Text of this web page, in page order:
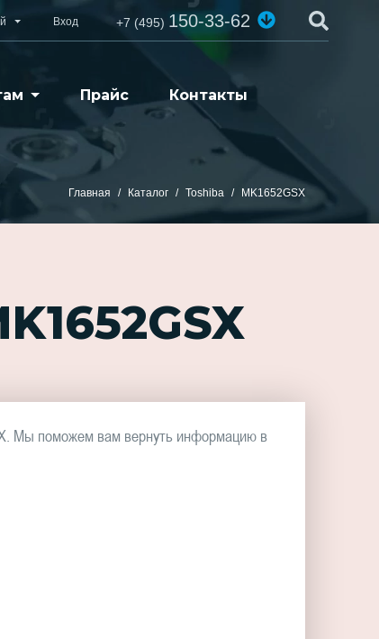
Прайс Контакты
Вход +7 (495)150-33-62
Главная Каталог Toshiba MK1652GSX
Мы поможем вам вернуть информацию в